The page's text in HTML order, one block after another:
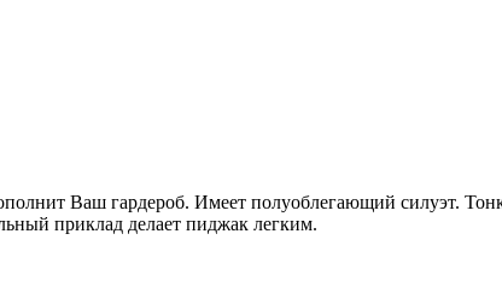
Ваш гардероб. Имеет полуоблегающий силуэт.
приклад делает пиджак легким.